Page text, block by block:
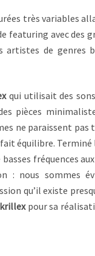
très variables
featuring avec des
artistes de genres
qui utilisait des
pièces
ne paraissent
équilibre.
fréquences
: nous sommes
qu’il existe
pour sa